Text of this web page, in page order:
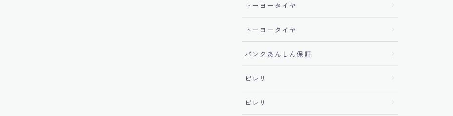
トーヨータイヤ
トーヨータイヤ
パンクあんしん保証
ピレリ
ピレリ